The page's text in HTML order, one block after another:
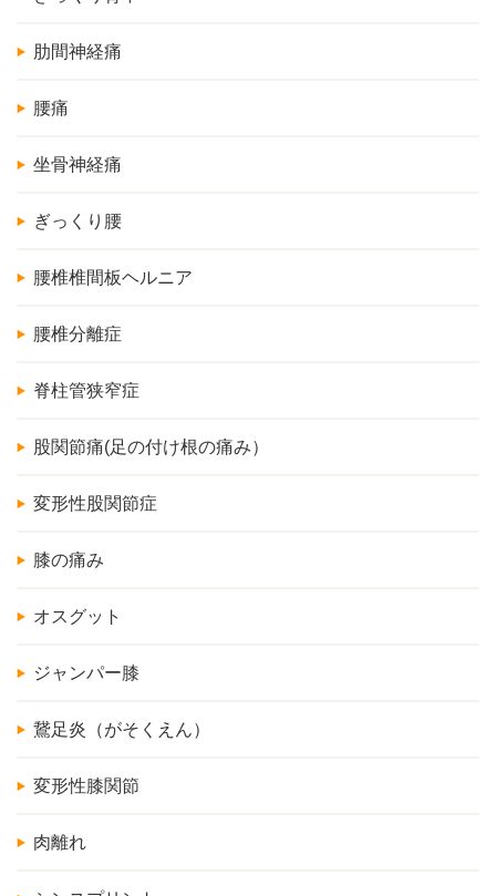
肋間神経痛
腰痛
坐骨神経痛
ぎっくり腰
腰椎椎間板ヘルニア
腰椎分離症
脊柱管狭窄症
股関節痛(足の付け根の痛み）
変形性股関節症
膝の痛み
オスグット
ジャンパー膝
鵞足炎（がそくえん）
変形性膝関節
肉離れ